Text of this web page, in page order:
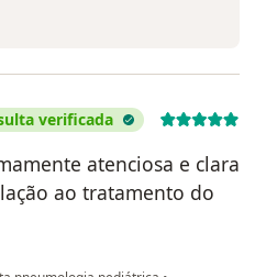
verificada
atenciosa e clara
ao tratamento do